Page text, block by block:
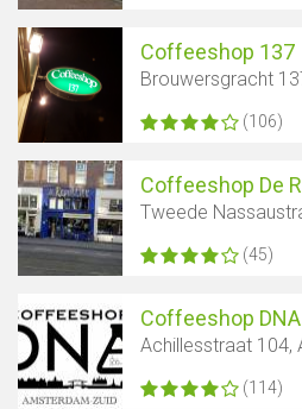
Coffeeshop 137
Brouwersgracht
(106)
Coffeeshop De
Tweede
(45)
Coffeeshop DNA
Achillesstraat 104,
(114)